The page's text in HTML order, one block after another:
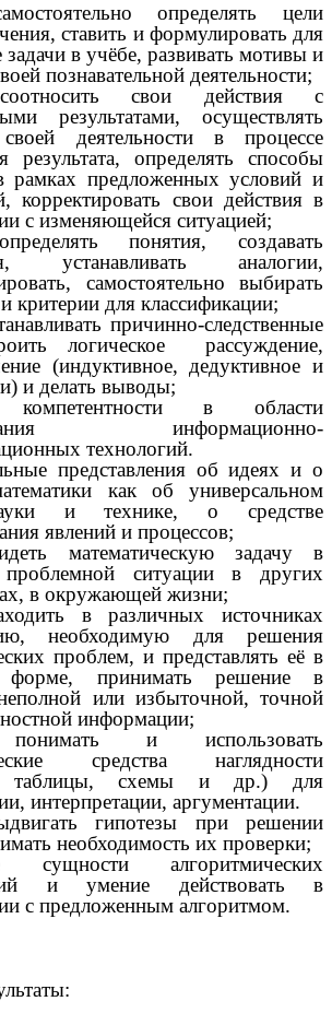
определять цели
ставить и формулировать для
задачи в учёбе, развивать мотивы и
познавательной деятельности;
свои действия с
результатами, осуществлять
деятельности в процессе
результата, определять способы
рамках предложенных условий и
корректировать свои действия в
с изменяющейся ситуацией;
понятия, создавать
устанавливать аналогии,
самостоятельно выбирать
критерии для классификации;
причинно-следственные
логическое рассуждение,
(индуктивное, дедуктивное и
и делать выводы;
компетентности в области
информационно-
технологий.
представления об идеях и о
как об универсальном
и технике, о средстве
явлений и процессов;
математическую задачу в
проблемной ситуации в других
в окружающей жизни;
в различных источниках
необходимую для решения
проблем, и представлять её в
форме, принимать решение в
или избыточной, точной
информации;
и использовать
средства наглядности
таблицы, схемы и др.) для
интерпретации, аргументации.
гипотезы при решении
необходимость их проверки;
сущности алгоритмических
и умение действовать в
с предложенным алгоритмом.